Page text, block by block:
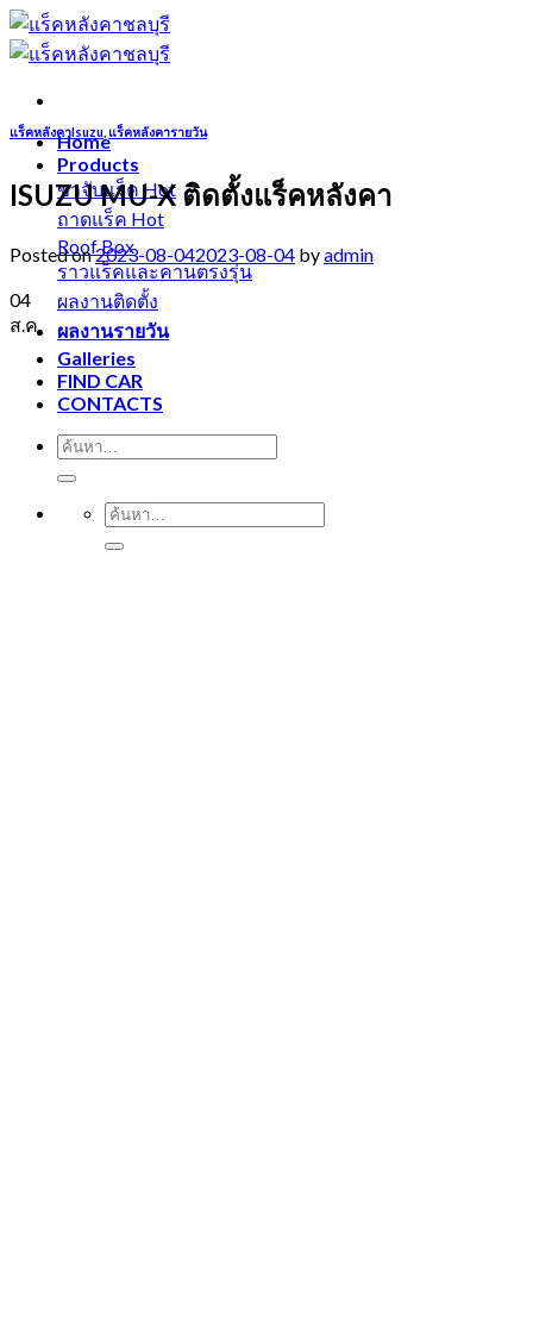
Skip
to
content
Home
Products
ขาจับแร็ค
ถาดแร็ค
Roof Box
ราวแร็คและคานตรงรุ่น
ผลงานติดตั้ง
ผลงานรายวัน
Galleries
FIND CAR
CONTACTS
แร็คหลังคาIsuzu แร็คหลังคารายวัน
ISUZU MU-X ติดตั้งแร็คหลังคา
Posted on2023-08-042023-08-04 byadmin
04
ส.ค.